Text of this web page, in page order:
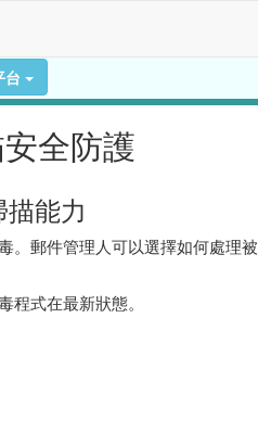
台
全防護
能力
。郵件管理人可以選擇如何處理被
式在最新狀態。